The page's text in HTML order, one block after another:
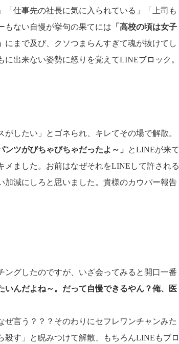
「仕事先の社長に気に入られている」「上司も
もない自慢が挙句の果てには 「高校の頃は女子
にまで及び、クソつまらんすぎて魂が抜けてし
出来ない姿勢に怒りを覚えてLINEブロック。
したい」とゴネられ、キレてその場で解散。
ツがびちゃびちゃだったよ～」
とLINEが来て
メました。お前はなぜそれをLINEして許される
加減にしろと思いました。貴様のカウパー報告
グしたのですが、いざ会ってみると開口一番
いんだよね～。だって自慢できるやん？俺、医
ぜ言う？？？そのわりにセフレワンチャンみた
殺す」と睨みつけて解散、もちろんLINEもブロ